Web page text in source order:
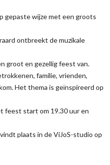
gepaste wijze met een groots
ontbreekt de muzikale
groot en gezellig feest van.
familie, vrienden,
Het thema is geïnspireerd op
feest start om 19.30 uur en
plaats in de ViJoS-studio op